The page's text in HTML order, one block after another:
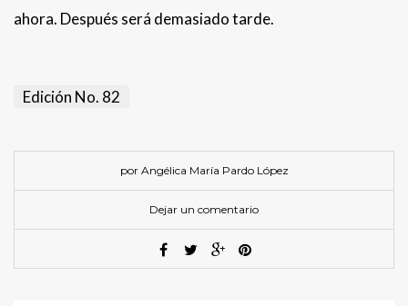
ahora. Después será demasiado tarde.
Edición No. 82
por Angélica María Pardo López
Dejar un comentario